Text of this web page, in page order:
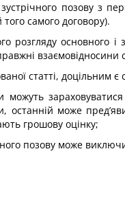
зустрічного позову з
самого договору).
розгляду основного
статті, доцільним
останній може
грошову оцінку;
позову може